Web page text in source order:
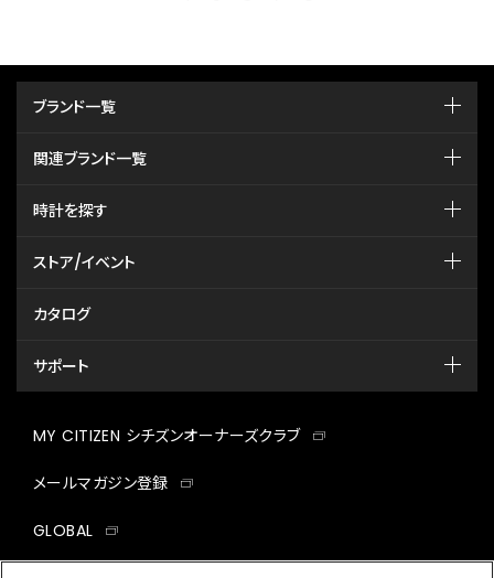
ブランド一覧
関連ブランド一覧
時計を探す
ストア/イベント
カタログ
サポート
MY CITIZEN シチズンオーナーズクラブ
メールマガジン登録
GLOBAL